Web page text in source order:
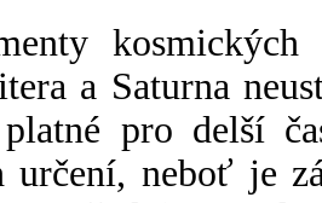
a Saturna
pro delší
určení, neboť je